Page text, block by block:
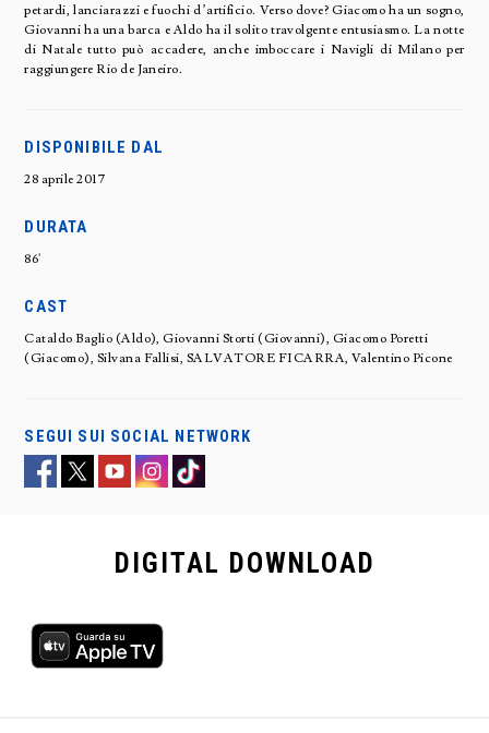
petardi, lanciarazzi e fuochi d’artificio. Verso dove? Giacomo ha un sogno,
Giovanni ha una barca e Aldo ha il solito travolgente entusiasmo. La notte
di Natale tutto può accadere, anche imboccare i Navigli di Milano per
raggiungere Rio de Janeiro.
DISPONIBILE DAL
28 aprile 2017
DURATA
86'
CAST
Cataldo Baglio (Aldo), Giovanni Storti (Giovanni), Giacomo Poretti
(Giacomo), Silvana Fallisi, SALVATORE FICARRA, Valentino Picone
SEGUI SUI SOCIAL NETWORK
DIGITAL DOWNLOAD